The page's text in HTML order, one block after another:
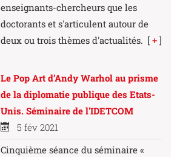
enseignants-chercheurs que les
doctorants et s'articulent autour de
deux ou trois thèmes d'actualités. [ + ]
Le Pop Art d’Andy Warhol au prisme
de la diplomatie publique des Etats-
Unis. Séminaire de l'IDETCOM
5 fév 2021
Cinquième séance du séminaire «